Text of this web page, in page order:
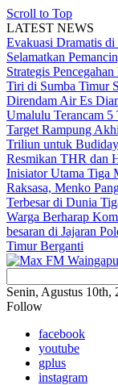
Scroll to Top
LATEST NEWS
Evakuasi Dramatis
Selamatkan
Strategis
Tiri di Sumba Timur
Direndam Air Es
Umalulu Terancam 5
Target Rampung
Triliun untuk
Resmikan THR dan
Inisiator Utama Tiga
Raksasa, Menko
Terbesar di Dunia
Warga Berharap
besaran di Jajaran
Timur Berganti
Senin, Agustus 10th,
Follow
facebook
youtube
gplus
instagram